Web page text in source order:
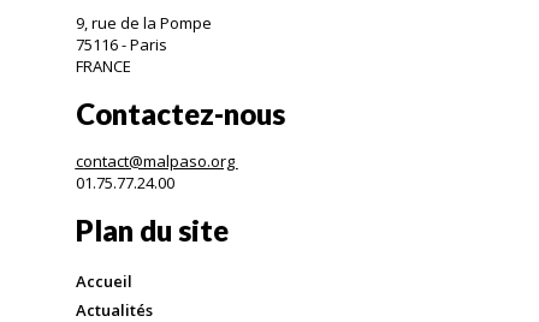
9, rue de la Pompe
75116 - Paris
FRANCE
Contactez-nous
contact@malpaso.org
01.75.77.24.00
Plan du site
Accueil
Actualités